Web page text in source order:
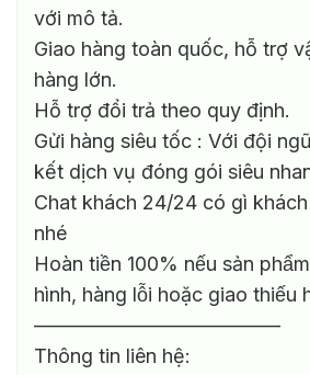
với mô tả.
Giao hàng toàn quốc, hỗ trợ
hàng lớn.
Hỗ trợ đổi trả theo quy định.
Gửi hàng siêu tốc : Với đội
kết dịch vụ đóng gói siêu
Chat khách 24/24 có gì
nhé
Hoàn tiền 100% nếu sản
hình, hàng lỗi hoặc giao thiếu
————————————–
Thông tin liên hệ: